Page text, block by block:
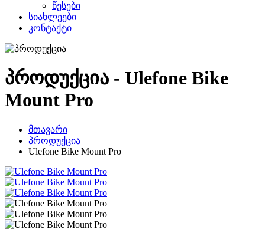
წესები
სიახლეები
კონტაქტი
პროდუქცია - Ulefone Bike
Mount Pro
მთავარი
პროდუქცია
Ulefone Bike Mount Pro